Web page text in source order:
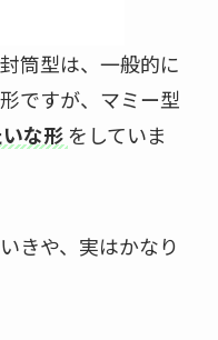
筒型は、一般的に
ですが、マミー型
な形をしていま
きや、実はかなり